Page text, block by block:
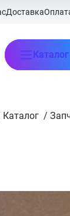
Доставка
Каталог
Каталог /